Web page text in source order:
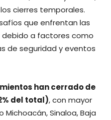
cierres temporales.
que enfrentan las
a factores como
de seguridad y eventos
han cerrado de
del total), con mayor
Sinaloa, Baja